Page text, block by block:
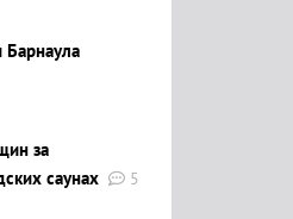
за
саунах
5